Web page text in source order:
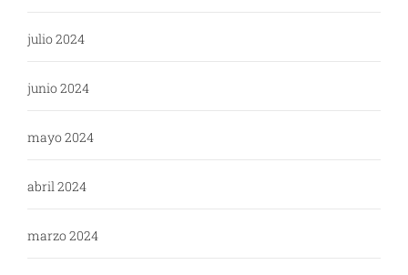
julio 2024
junio 2024
mayo 2024
abril 2024
marzo 2024